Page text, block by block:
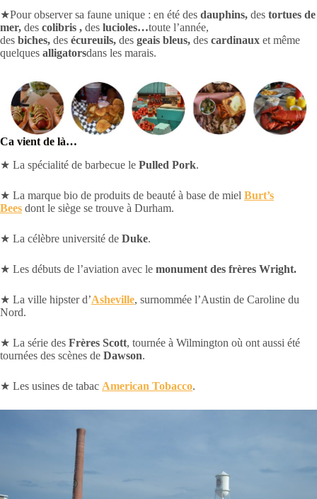
★Pour observer sa faune unique : en été des dauphins, des tortues de
mer, des colibris , des lucioles…toute l’année,
des biches, des écureuils, des geais bleus, des cardinaux et même
quelques alligatorsdans les marais.
Ca vient de là…
★ La spécialité de barbecue le Pulled Pork.
★ La marque bio de produits de beauté à base de miel Burt’s
Bees dont le siège se trouve à Durham.
★ La célèbre université de Duke.
★ Les débuts de l’aviation avec le monument des frères Wright.
★ La ville hipster d’Asheville, surnommée l’Austin de Caroline du
Nord.
★ La série des Frères Scott, tournée à Wilmington où ont aussi été
tournées des scènes de Dawson.
★ Les usines de tabac American Tobacco.